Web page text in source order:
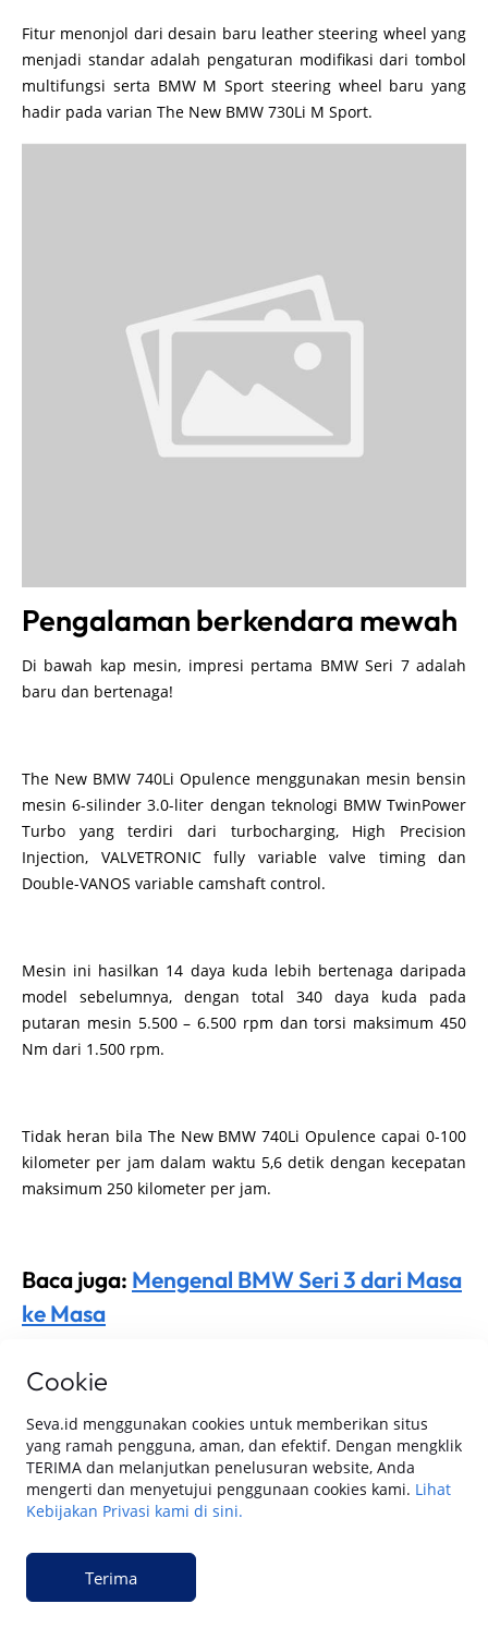
Cookie
Seva.id menggunakan cookies untuk memberikan situs
yang ramah pengguna, aman, dan efektif. Dengan mengklik
TERIMA dan melanjutkan penelusuran website, Anda
mengerti dan menyetujui penggunaan cookies kami. Lihat
Kebijakan Privasi kami di sini.
Terima
Fitur menonjol dari desain baru leather steering wheel yang
menjadi standar adalah pengaturan modifikasi dari tombol
multifungsi serta BMW M Sport steering wheel baru yang
hadir pada varian The New BMW 730Li M Sport.
Pengalaman berkendara mewah
Di bawah kap mesin, impresi pertama BMW Seri 7 adalah
baru dan bertenaga!
The New BMW 740Li Opulence menggunakan mesin bensin
mesin 6-silinder 3.0-liter dengan teknologi BMW TwinPower
Turbo yang terdiri dari turbocharging, High Precision
Injection, VALVETRONIC fully variable valve timing dan
Double-VANOS variable camshaft control.
Mesin ini hasilkan 14 daya kuda lebih bertenaga daripada
model sebelumnya, dengan total 340 daya kuda pada
putaran mesin 5.500 – 6.500 rpm dan torsi maksimum 450
Nm dari 1.500 rpm.
Tidak heran bila The New BMW 740Li Opulence capai 0-100
kilometer per jam dalam waktu 5,6 detik dengan kecepatan
maksimum 250 kilometer per jam.
Baca juga: Mengenal BMW Seri 3 dari Masa
ke Masa